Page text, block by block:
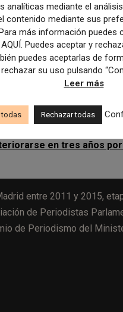
Fernández,
expresidente de la
Información por la
de Catalunya.Inició
por Diario 16 y
como cronista política.
en tres años
entre 2011 y 2015,
de Periodistas
de Periodismo del
analíticas mediante el
contenido mediante sus
más información puedes
Puedes aceptar y
puedes aceptarlas de
su uso pulsando
Leer más
todas Rechazar todas